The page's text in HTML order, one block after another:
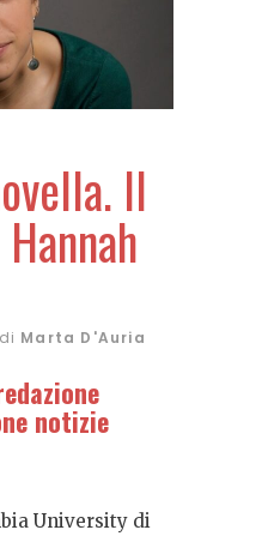
Il
di Marta D'Auria
notizie
University di